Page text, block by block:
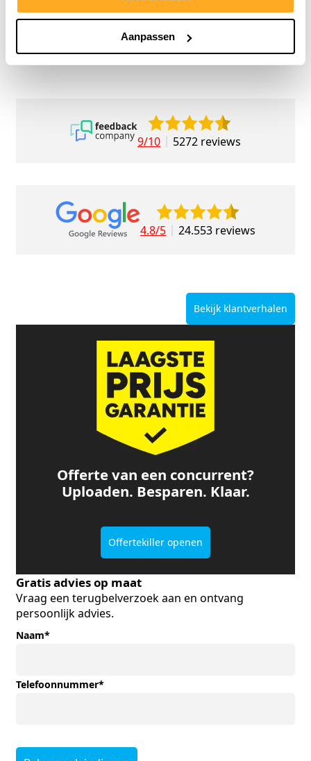
Aanpassen
9/10 5272 reviews
4.8/5 24.553 reviews
Bekijk klantverhalen
Offerte van een concurrent?
Uploaden. Besparen. Klaar.
Offertekiller openen
Gratis advies op maat
Vraag een terugbelverzoek aan en ontvang
persoonlijk advies.
Naam*
Telefoonnummer*